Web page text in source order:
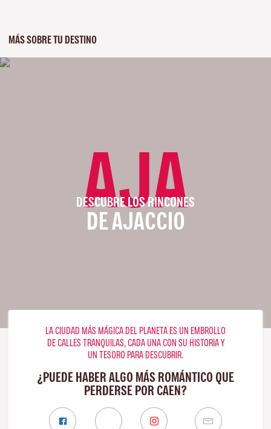
MÁS SOBRE TU DESTINO
AJA
DESCUBRE LOS RINCONES
DE AJACCIO
LA CIUDAD MÁS MÁGICA DEL PLANETA ES UN EMBROLLO
DE CALLES TRANQUILAS, CADA UNA CON SU HISTORIA Y
UN TESORO PARA DESCUBRIR.
¿PUEDE HABER ALGO MÁS ROMÁNTICO QUE
PERDERSE POR CAEN?